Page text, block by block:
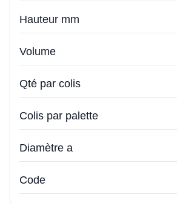
Hauteur mm
Volume
Qté par colis
Colis par palette
Diamètre a
Code